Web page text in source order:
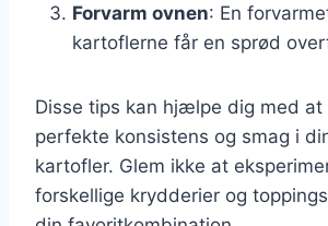
Forvarm ovnen: En
kartoflerne får en sprød
Disse tips kan hjælpe dig med at
perfekte konsistens og smag i
kartofler. Glem ikke at
forskellige krydderier og